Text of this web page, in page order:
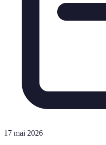
17 mai 2026